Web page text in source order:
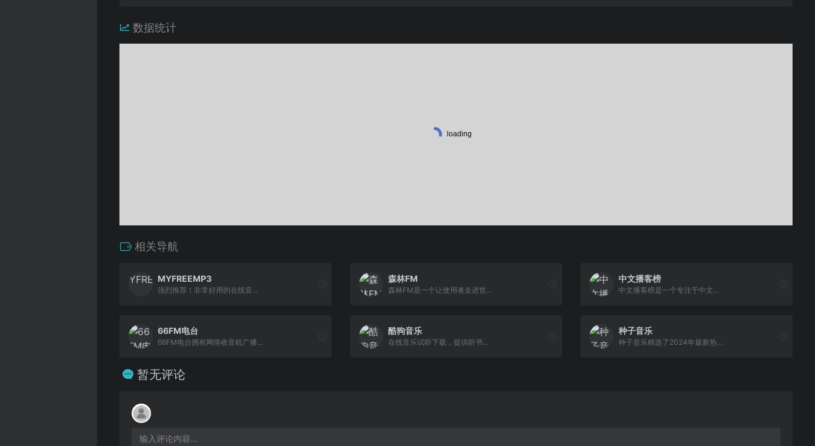
数据统计
相关导航
MYFREEMP3
强烈推荐！非常好用的在线音...
森林FM
森林FM是一个让使用者走进世...
中文播客榜
中文播客榜是一个专注于中文...
66FM电台
66FM电台拥有网络收音机广播...
酷狗音乐
在线音乐试听下载，提供听书...
种子音乐
种子音乐精选了2024年最新热...
暂无评论